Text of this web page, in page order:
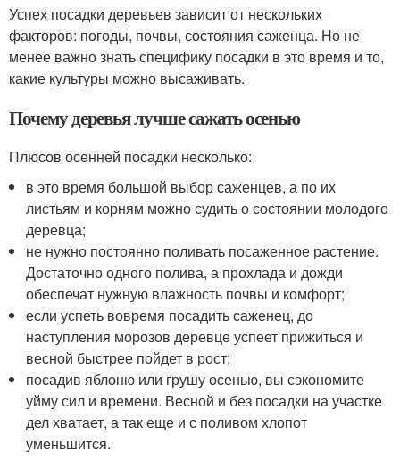
Успех посадки деревьев зависит от нескольких
факторов: погоды, почвы, состояния саженца. Но не
менее важно знать специфику посадки в это время и то,
какие культуры можно высаживать.
Почему деревья лучше сажать осенью
Плюсов осенней посадки несколько:
в это время большой выбор саженцев, а по их
листьям и корням можно судить о состоянии молодого
деревца;
не нужно постоянно поливать посаженное растение.
Достаточно одного полива, а прохлада и дожди
обеспечат нужную влажность почвы и комфорт;
если успеть вовремя посадить саженец, до
наступления морозов деревце успеет прижиться и
весной быстрее пойдет в рост;
посадив яблоню или грушу осенью, вы сэкономите
уйму сил и времени. Весной и без посадки на участке
дел хватает, а так еще и с поливом хлопот
уменьшится.